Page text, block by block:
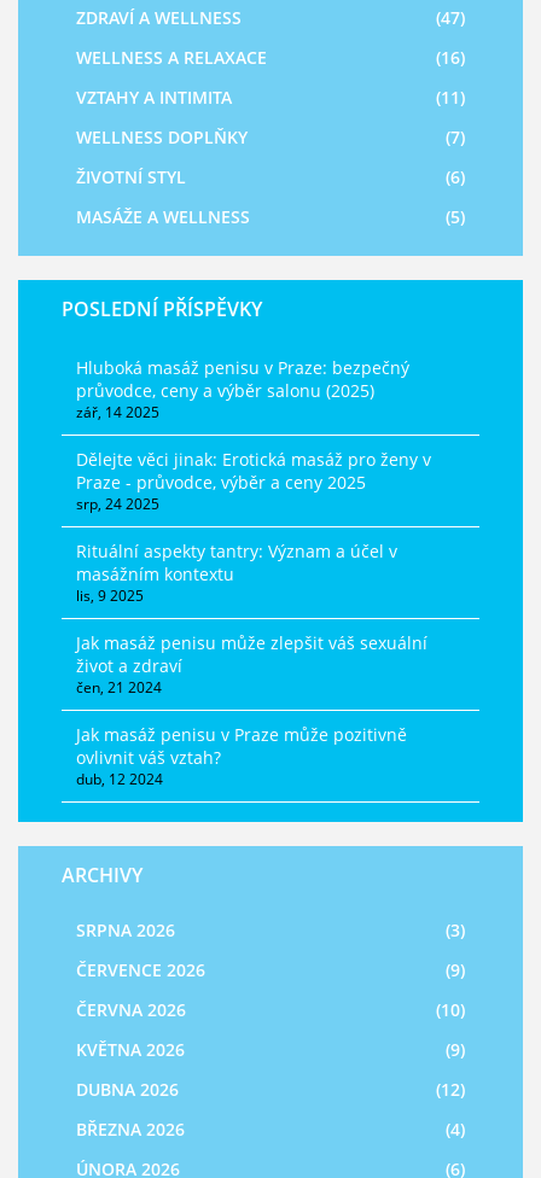
ZDRAVÍ A WELLNESS
(47)
WELLNESS A RELAXACE
(16)
VZTAHY A INTIMITA
(11)
WELLNESS DOPLŇKY
(7)
ŽIVOTNÍ STYL
(6)
MASÁŽE A WELLNESS
(5)
POSLEDNÍ PŘÍSPĚVKY
Hluboká masáž penisu v Praze: bezpečný
průvodce, ceny a výběr salonu (2025)
zář, 14 2025
Dělejte věci jinak: Erotická masáž pro ženy v
Praze - průvodce, výběr a ceny 2025
srp, 24 2025
Rituální aspekty tantry: Význam a účel v
masážním kontextu
lis, 9 2025
Jak masáž penisu může zlepšit váš sexuální
život a zdraví
čen, 21 2024
Jak masáž penisu v Praze může pozitivně
ovlivnit váš vztah?
dub, 12 2024
ARCHIVY
SRPNA 2026
(3)
ČERVENCE 2026
(9)
ČERVNA 2026
(10)
KVĚTNA 2026
(9)
DUBNA 2026
(12)
BŘEZNA 2026
(4)
ÚNORA 2026
(6)